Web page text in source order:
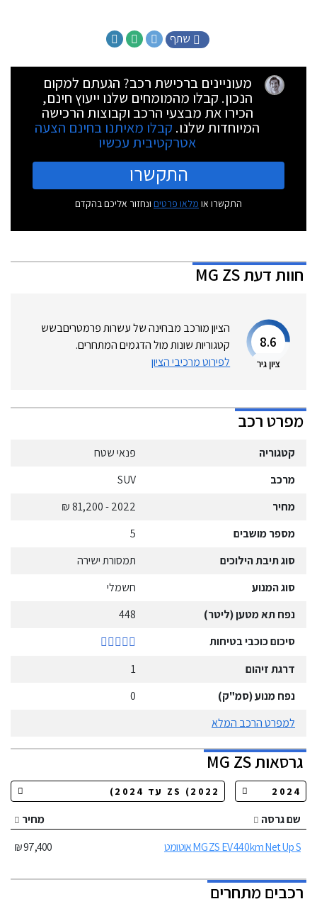
שתף
מעוניינים ברכישת רכב? הגעתם למקום
הנכון. קבלו מהמומחים שלנו ייעוץ חינם,
הכירו את מבצעי הרכב וקבוצות הרכישה
המיוחדות שלנו. קבלו מאיתנו בחינם הצעה
אטרקטיבית עכשיו
התקשרו
התקשרו או מלאו פרטים ונחזור אליכם בהקדם
חוות דעת MG ZS
8.6
ציון גיר
הציון מורכב מבחינה של עשרות פרמטריםבשש
קטגוריות שונות מול הדגמים המתחרים.
לפירוט מרכיבי הציון
מפרט רכב
קטגוריה
פנאי שטח
מרכב
SUV
מחיר
2022
- 81,200 ₪
מספר מושבים
5
סוג תיבת הילוכים
תמסורת ישירה
סוג המנוע
חשמלי
נפח תא מטען (ליטר)
448
סיכום כוכבי בטיחות
דרגת זיהום
1
נפח מנוע (סמ"ק)
0
למפרט הרכב המלא
גרסאות MG ZS
שם גרסה
מחיר
MG ZS EV 440km Net Up S אוטומט
97,400 ₪
רכבים מתחרים